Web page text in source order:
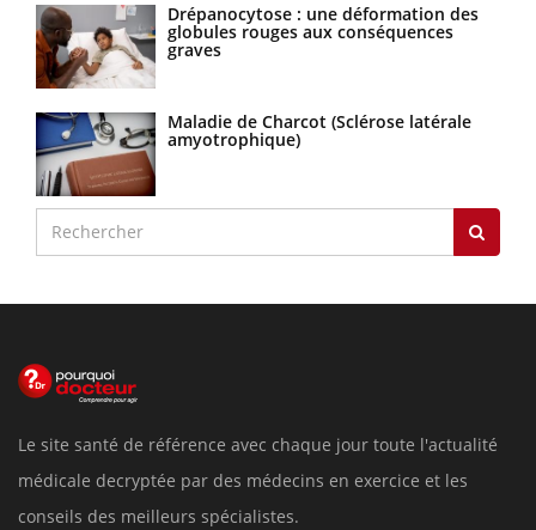
Drépanocytose : une déformation des
globules rouges aux conséquences
graves
Maladie de Charcot (Sclérose latérale
amyotrophique)
Le site santé de référence avec chaque jour toute l'actualité
médicale decryptée par des médecins en exercice et les
conseils des meilleurs spécialistes.